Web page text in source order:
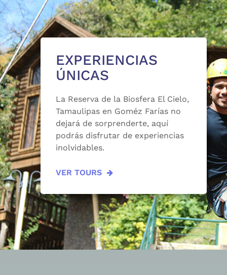
EXPERIENCIAS
ÚNICAS
La Reserva de la Biosfera El Cielo,
Tamaulipas en Goméz Farías no
dejará de sorprenderte, aquí
podrás disfrutar de experiencias
inolvidables.
VER TOURS